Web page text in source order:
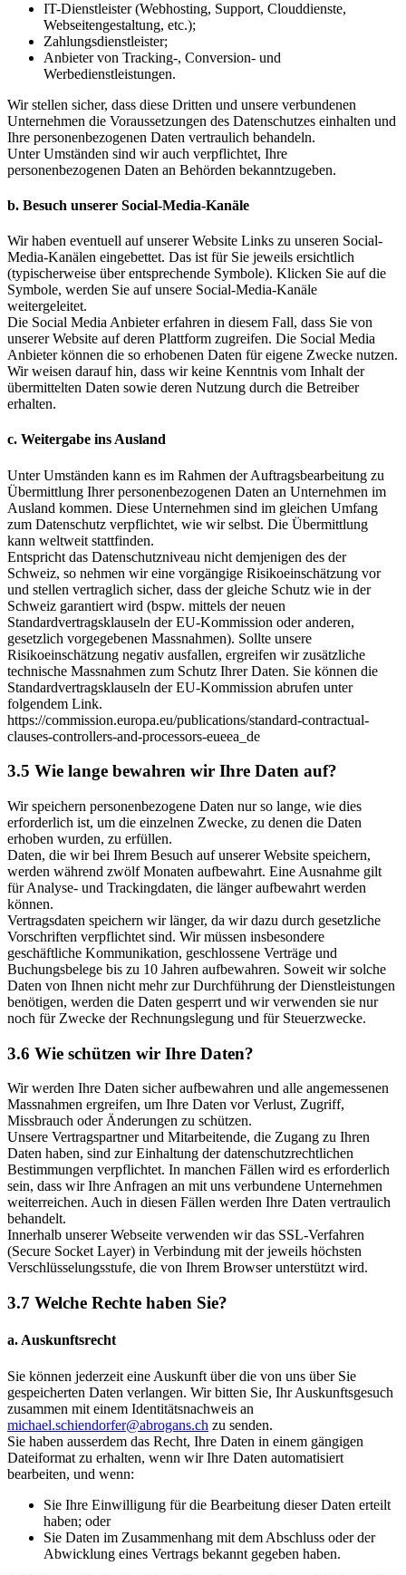
IT-Dienstleister (Webhosting, Support, Clouddienste,
Webseitengestaltung, etc.);
Zahlungsdienstleister;
Anbieter von Tracking-, Conversion- und
Werbedienstleistungen.
Wir stellen sicher, dass diese Dritten und unsere verbundenen
Unternehmen die Voraussetzungen des Datenschutzes einhalten und
Ihre personenbezogenen Daten vertraulich behandeln.
Unter Umständen sind wir auch verpflichtet, Ihre
personenbezogenen Daten an Behörden bekanntzugeben.
b. Besuch unserer Social-Media-Kanäle
Wir haben eventuell auf unserer Website Links zu unseren Social-
Media-Kanälen eingebettet. Das ist für Sie jeweils ersichtlich
(typischerweise über entsprechende Symbole). Klicken Sie auf die
Symbole, werden Sie auf unsere Social-Media-Kanäle
weitergeleitet.
Die Social Media Anbieter erfahren in diesem Fall, dass Sie von
unserer Website auf deren Plattform zugreifen. Die Social Media
Anbieter können die so erhobenen Daten für eigene Zwecke nutzen.
Wir weisen darauf hin, dass wir keine Kenntnis vom Inhalt der
übermittelten Daten sowie deren Nutzung durch die Betreiber
erhalten.
c. Weitergabe ins Ausland
Unter Umständen kann es im Rahmen der Auftragsbearbeitung zu
Übermittlung Ihrer personenbezogenen Daten an Unternehmen im
Ausland kommen. Diese Unternehmen sind im gleichen Umfang
zum Datenschutz verpflichtet, wie wir selbst. Die Übermittlung
kann weltweit stattfinden.
Entspricht das Datenschutzniveau nicht demjenigen des der
Schweiz, so nehmen wir eine vorgängige Risikoeinschätzung vor
und stellen vertraglich sicher, dass der gleiche Schutz wie in der
Schweiz garantiert wird (bspw. mittels der neuen
Standardvertragsklauseln der EU-Kommission oder anderen,
gesetzlich vorgegebenen Massnahmen). Sollte unsere
Risikoeinschätzung negativ ausfallen, ergreifen wir zusätzliche
technische Massnahmen zum Schutz Ihrer Daten. Sie können die
Standardvertragsklauseln der EU-Kommission abrufen unter
folgendem Link.
https://commission.europa.eu/publications/standard-contractual-
clauses-controllers-and-processors-eueea_de
3.5 Wie lange bewahren wir Ihre Daten auf?
Wir speichern personenbezogene Daten nur so lange, wie dies
erforderlich ist, um die einzelnen Zwecke, zu denen die Daten
erhoben wurden, zu erfüllen.
Daten, die wir bei Ihrem Besuch auf unserer Website speichern,
werden während zwölf Monaten aufbewahrt. Eine Ausnahme gilt
für Analyse- und Trackingdaten, die länger aufbewahrt werden
können.
Vertragsdaten speichern wir länger, da wir dazu durch gesetzliche
Vorschriften verpflichtet sind. Wir müssen insbesondere
geschäftliche Kommunikation, geschlossene Verträge und
Buchungsbelege bis zu 10 Jahren aufbewahren. Soweit wir solche
Daten von Ihnen nicht mehr zur Durchführung der Dienstleistungen
benötigen, werden die Daten gesperrt und wir verwenden sie nur
noch für Zwecke der Rechnungslegung und für Steuerzwecke.
3.6 Wie schützen wir Ihre Daten?
Wir werden Ihre Daten sicher aufbewahren und alle angemessenen
Massnahmen ergreifen, um Ihre Daten vor Verlust, Zugriff,
Missbrauch oder Änderungen zu schützen.
Unsere Vertragspartner und Mitarbeitende, die Zugang zu Ihren
Daten haben, sind zur Einhaltung der datenschutzrechtlichen
Bestimmungen verpflichtet. In manchen Fällen wird es erforderlich
sein, dass wir Ihre Anfragen an mit uns verbundene Unternehmen
weiterreichen. Auch in diesen Fällen werden Ihre Daten vertraulich
behandelt.
Innerhalb unserer Webseite verwenden wir das SSL-Verfahren
(Secure Socket Layer) in Verbindung mit der jeweils höchsten
Verschlüsselungsstufe, die von Ihrem Browser unterstützt wird.
3.7 Welche Rechte haben Sie?
a. Auskunftsrecht
Sie können jederzeit eine Auskunft über die von uns über Sie
gespeicherten Daten verlangen. Wir bitten Sie, Ihr Auskunftsgesuch
zusammen mit einem Identitätsnachweis an
michael.schiendorfer@abrogans.ch zu senden.
Sie haben ausserdem das Recht, Ihre Daten in einem gängigen
Dateiformat zu erhalten, wenn wir Ihre Daten automatisiert
bearbeiten, und wenn:
Sie Ihre Einwilligung für die Bearbeitung dieser Daten erteilt
haben; oder
Sie Daten im Zusammenhang mit dem Abschluss oder der
Abwicklung eines Vertrags bekannt gegeben haben.